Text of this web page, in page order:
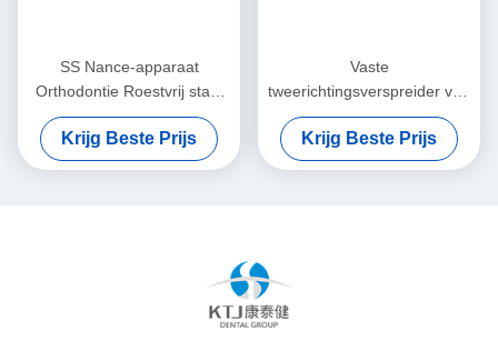
SS Nance-apparaat
Orthodontie Roestvrij staal
Nance-apparaat
Krijg Beste Prijs
Vaste
tweerichtingsverspreider van
het tandvlees
Krijg Beste Prijs